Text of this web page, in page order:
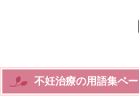
不妊治療の用語集ペ